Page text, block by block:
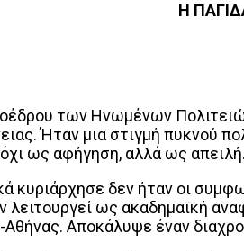
Η
των Ηνωμένων
Ήταν μια στιγμή πυκνού
ως αφήγηση, αλλά ως απειλή.
κυριάρχησε δεν ήταν οι
λειτουργεί ως ακαδημαϊκή
Αποκάλυψε έναν